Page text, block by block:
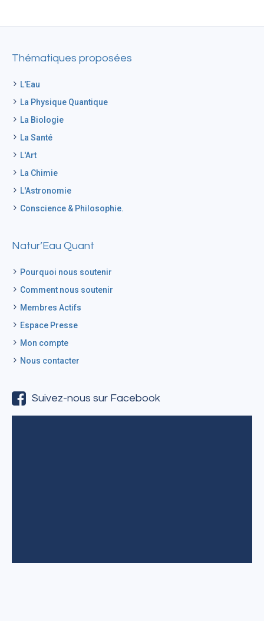
Thématiques proposées
L'Eau
La Physique Quantique
La Biologie
La Santé
L'Art
La Chimie
L'Astronomie
Conscience & Philosophie.
Natur’Eau Quant
Pourquoi nous soutenir
Comment nous soutenir
Membres Actifs
Espace Presse
Mon compte
Nous contacter
Suivez-nous sur Facebook